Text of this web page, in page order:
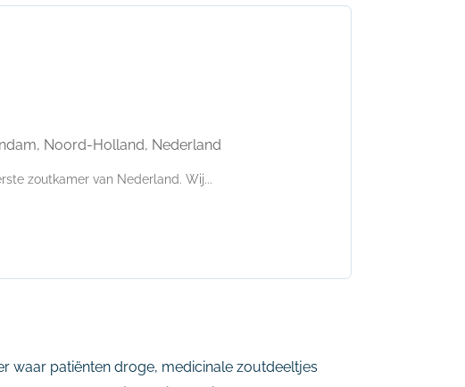
Noord-Holland, Nederland
zoutkamer van Nederland. Wij...
waar patiënten droge, medicinale zoutdeeltjes